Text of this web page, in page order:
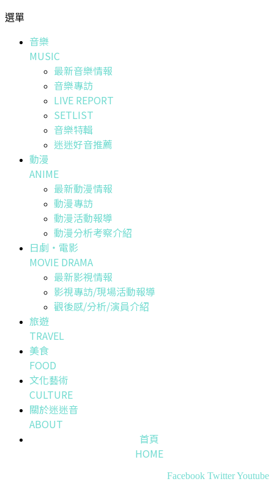
選單
音樂
MUSIC
最新音樂情報
音樂專訪
LIVE REPORT
SETLIST
音樂特輯
迷迷好音推薦
動漫
ANIME
最新動漫情報
動漫專訪
動漫活動報導
動漫分析考察介紹
日劇・電影
MOVIE DRAMA
最新影視情報
影視專訪/現場活動報導
觀後感/分析/演員介紹
旅遊
TRAVEL
美食
FOOD
文化藝術
CULTURE
關於迷迷音
ABOUT
首頁
HOME
Facebook TwitterYoutube